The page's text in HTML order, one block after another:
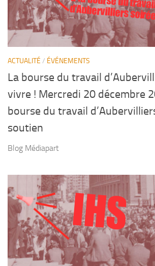
d’Aubervilliers
ACTUALITÉ / ÉVÉNEMENTS
La bourse du travail
vivre ! Mercredi 20 décembre
bourse du travail
soutien
Blog Médiapart
IHS